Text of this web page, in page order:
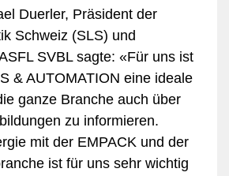
Duerler, Präsident der
Schweiz (SLS) und
SVBL sagte: «Für uns ist
& AUTOMATION eine ideale
ganze Branche auch über
zu informieren.
mit der EMPACK und der
ist für uns sehr wichtig